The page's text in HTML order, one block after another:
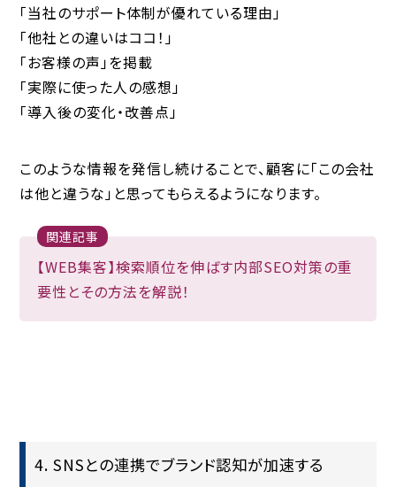
「当社のサポート体制が優れている理由」
「他社との違いはココ！」
「お客様の声」を掲載
「実際に使った人の感想」
「導入後の変化・改善点」
このような情報を発信し続けることで、顧客に「この会社
は他と違うな」と思ってもらえるようになります。
関連記事
【WEB集客】検索順位を伸ばす内部SEO対策の重
要性とその方法を解説！
4. SNSとの連携でブランド認知が加速する